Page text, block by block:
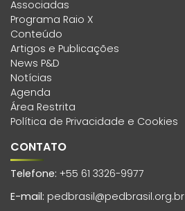
Associadas
Programa Raio X
Conteúdo
Artigos e Publicações
News P&D
Notícias
Agenda
Área Restrita
Política de Privacidade e Cookies
CONTATO
Telefone: +55 61 3326-9977
E-mail: pedbrasil@pedbrasil.org.br